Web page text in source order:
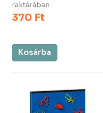
raktárában
370 Ft
Kosárba